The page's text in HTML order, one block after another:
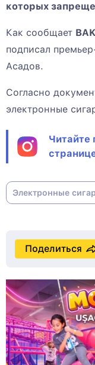
которых
Как сообщает
подписал
Асадов.
Согласно
электронные
Читайте
Электронные
Поделиться